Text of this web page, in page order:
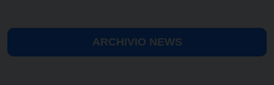
ARCHIVIO NEWS